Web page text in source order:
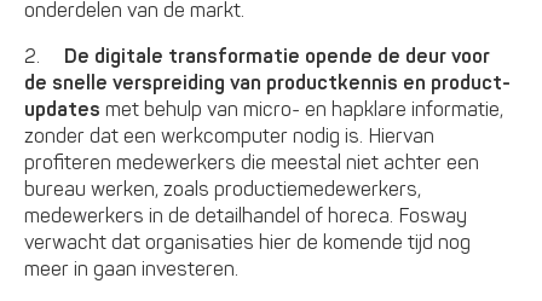
onderdelen van de markt.
2. De digitale transformatie opende de deur voor
de snelle verspreiding van productkennis en product-
updates met behulp van micro- en hapklare informatie,
zonder dat een werkcomputer nodig is. Hiervan
profiteren medewerkers die meestal niet achter een
bureau werken, zoals productiemedewerkers,
medewerkers in de detailhandel of horeca. Fosway
verwacht dat organisaties hier de komende tijd nog
meer in gaan investeren.